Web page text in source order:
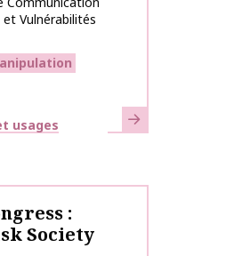
et Vulnérabilités
usages En savoir plus
:
Society